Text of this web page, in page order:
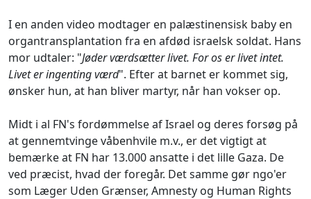
I en anden video modtager en palæstinensisk baby en
organtransplantation fra en afdød israelsk soldat. Hans
mor udtaler: "Jøder værdsætter livet. For os er livet intet.
Livet er ingenting værd". Efter at barnet er kommet sig,
ønsker hun, at han bliver martyr, når han vokser op.
Midt i al FN's fordømmelse af Israel og deres forsøg på
at gennemtvinge våbenhvile m.v., er det vigtigt at
bemærke at FN har 13.000 ansatte i det lille Gaza. De
ved præcist, hvad der foregår. Det samme gør ngo'er
som Læger Uden Grænser, Amnesty og Human Rights